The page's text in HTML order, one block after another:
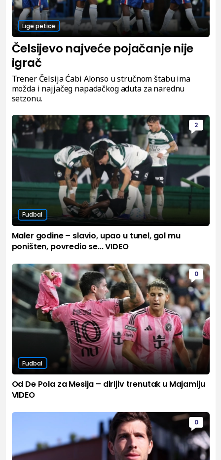
Lige petice
Čelsijevo najveće pojačanje nije
igrač
Trener Čelsija Ćabi Alonso u stručnom štabu ima
možda i najjačeg napadačkog aduta za narednu
setzonu.
2
Fudbal
Maler godine – slavio, upao u tunel, gol mu
poništen, povredio se... VIDEO
0
Fudbal
Od De Pola za Mesija – dirljiv trenutak u Majamiju
VIDEO
0